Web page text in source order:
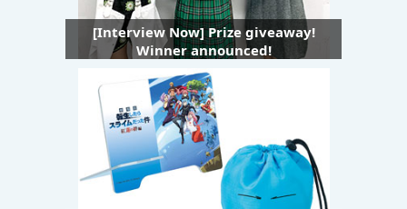
[Interview Now] Prize giveaway!
Winner announced!